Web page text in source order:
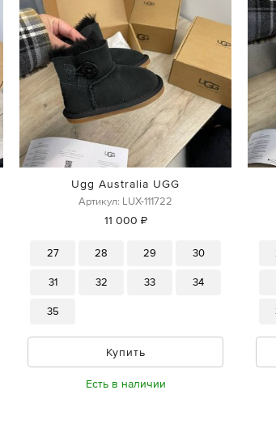
Ugg Australia UGG
Артикул: LUX-111722
11 000 ₽
27 28 29 30
31 32 33 34
35
Купить
Есть в наличии